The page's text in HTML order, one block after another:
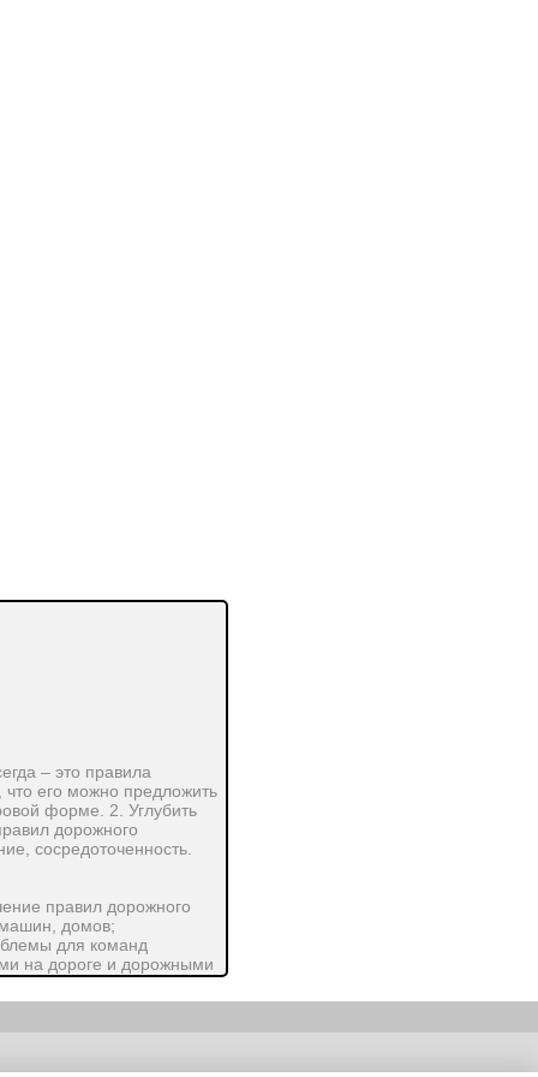
– это правила
его можно предложить
форме. 2. Углубить
дорожного
сосредоточенность.
правил дорожного
машин, домов;
для команд
на дороге и дорожными
полу впереди зала